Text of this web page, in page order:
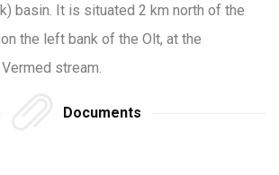
basin. It is situated 2 km north of the
the left bank of the Olt, at the
stream.
Documents